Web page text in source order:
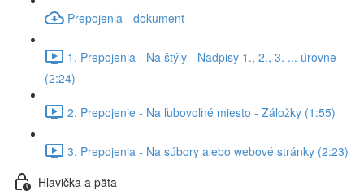
Prepojenia - dokument
1. Prepojenia - Na štýly - Nadpisy 1., 2., 3. ... úrovne
(2:24)
2. Prepojenie - Na ľubovoľné miesto - Záložky (1:55)
3. Prepojenia - Na súbory alebo webové stránky (2:23)
Hlavička a päta